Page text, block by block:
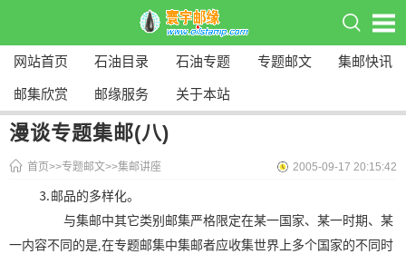
网站首页 石油目录 石油专题 专题邮文 集邮快讯
邮集欣赏 邮缘服务 关于本站
漫谈专题集邮(八)
首页>>专题邮文>>集邮讲座 2005-09-17 20:15:42
⒊邮品的多样化。
与集邮中其它类别邮集严格限定在某一国家、某一时期、某
一内容不同的是,在专题邮集中集邮者应收集世界上多个国家的不同时